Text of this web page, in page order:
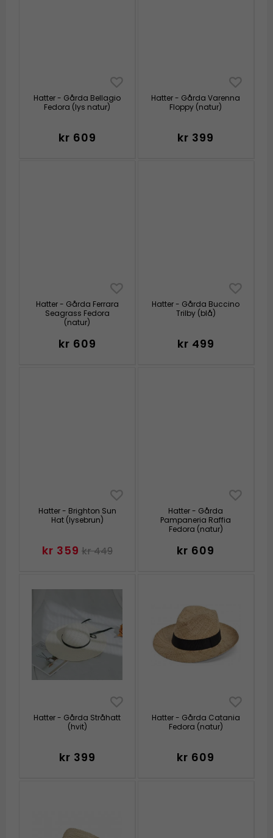
Hatter - Gårda Bellagio
Fedora (lys natur)
kr 609
Hatter - Gårda Varenna
Floppy (natur)
kr 399
Hatter - Gårda Ferrara
Seagrass Fedora
(natur)
kr 609
Hatter - Gårda Buccino
Trilby (blå)
kr 499
Hatter - Brighton Sun
Hat (lysebrun)
kr 359 kr 449
Hatter - Gårda
Pampaneria Raffia
Fedora (natur)
kr 609
Hatter - Gårda Stråhatt
(hvit)
kr 399
Hatter - Gårda Catania
Fedora (natur)
kr 609